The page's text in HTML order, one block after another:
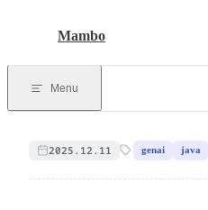
Mambo
Menu
2025.12.11 genai java